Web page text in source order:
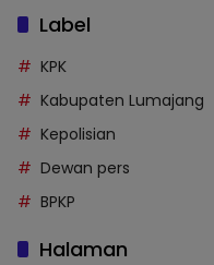
Label
KPK
Kabupaten Lumajang
Kepolisian
Dewan pers
BPKP
Halaman